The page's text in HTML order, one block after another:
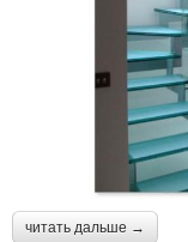
читать дальше →